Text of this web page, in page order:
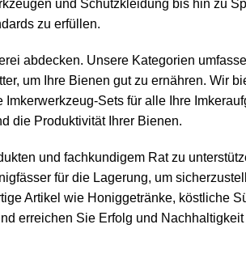
und Schutzkleidung bis hin zu
zu erfüllen.
abdecken. Unsere Kategorien
, um Ihre Bienen gut zu ernähren. Wir
Imkerwerkzeug-Sets für alle Ihre
die Produktivität Ihrer Bienen.
und fachkundigem Rat zu
für die Lagerung, um
Artikel wie Honiggetränke, köstliche
erreichen Sie Erfolg und